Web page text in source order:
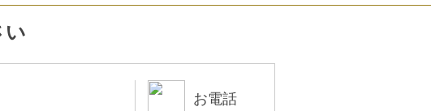
い
お電話